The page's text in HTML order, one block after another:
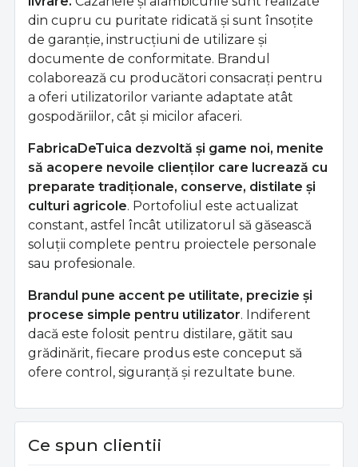
din cupru cu puritate ridicată și sunt însoțite
de garanție, instrucțiuni de utilizare și
documente de conformitate. Brandul
colaborează cu producători consacrați pentru
a oferi utilizatorilor variante adaptate atât
gospodăriilor, cât și micilor afaceri.
FabricaDeTuica dezvoltă și game noi, menite
să acopere nevoile clienților care lucrează cu
preparate tradiționale, conserve, distilate și
culturi agricole. Portofoliul este actualizat
constant, astfel încât utilizatorul să găsească
soluții complete pentru proiectele personale
sau profesionale.
Brandul pune accent pe utilitate, precizie și
procese simple pentru utilizator. Indiferent
dacă este folosit pentru distilare, gătit sau
grădinărit, fiecare produs este conceput să
ofere control, siguranță și rezultate bune.
Ce spun clientii